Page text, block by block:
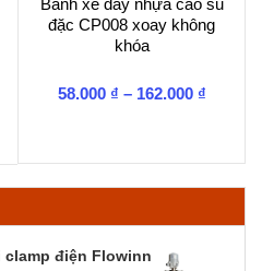
đặc CP008 xoay không
khóa
58.000 ₫ – 162.000 ₫
clamp điện Flowinn